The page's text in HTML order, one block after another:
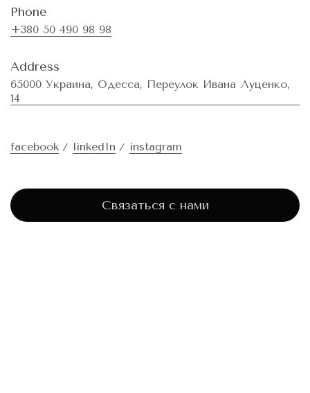
Phone
+380 50 490 98 98
Address
65000 Украина, Одесса, Переулок Ивана Луценко,
14
facebook linkedIn instagram
Связаться с нами